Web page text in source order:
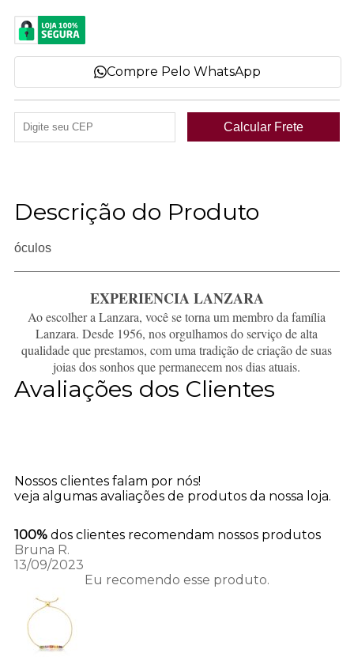
Compre Pelo WhatsApp
Descrição do Produto
óculos
EXPERIENCIA LANZARA
Ao escolher a Lanzara, você se torna um membro da família
Lanzara. Desde 1956, nos orgulhamos do serviço de alta
qualidade que prestamos, com uma tradição de criação de suas
joias dos sonhos que permanecem nos dias atuais.
Avaliações dos Clientes
Nossos clientes falam por nós!
veja algumas avaliações de produtos da nossa loja.
100% dos clientes recomendam nossos produtos
Bruna R.
13/09/2023
Eu recomendo esse produto.